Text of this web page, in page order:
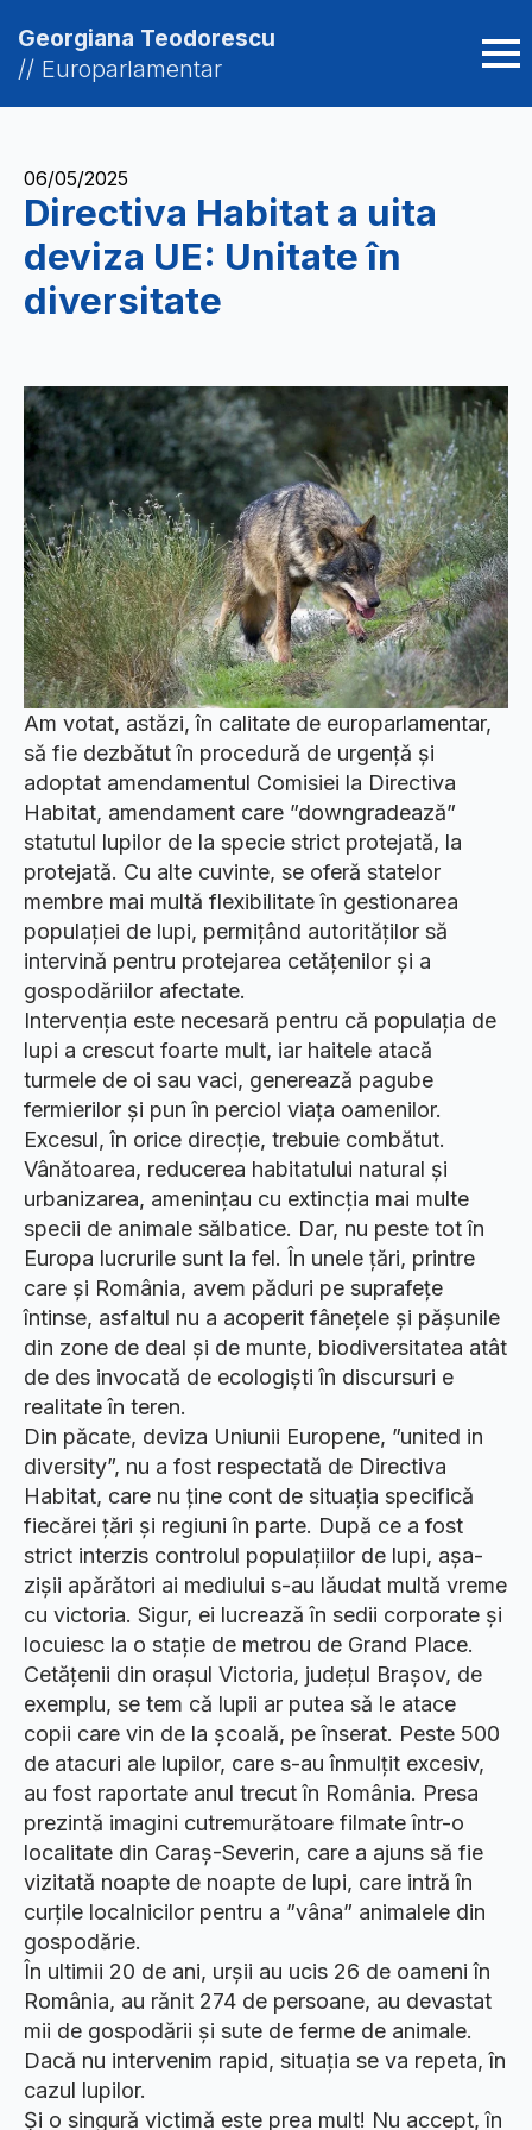
Georgiana Teodorescu
// Europarlamentar
06/05/2025
Directiva Habitat a uita
deviza UE: Unitate în
diversitate
Am votat, astăzi, în calitate de europarlamentar,
să fie dezbătut în procedură de urgență și
adoptat amendamentul Comisiei la Directiva
Habitat, amendament care ”downgradează”
statutul lupilor de la specie strict protejată, la
protejată. Cu alte cuvinte, se oferă statelor
membre mai multă flexibilitate în gestionarea
populației de lupi, permițând autorităților să
intervină pentru protejarea cetățenilor și a
gospodăriilor afectate.
Intervenția este necesară pentru că populația de
lupi a crescut foarte mult, iar haitele atacă
turmele de oi sau vaci, generează pagube
fermierilor și pun în perciol viața oamenilor.
Excesul, în orice direcție, trebuie combătut.
Vânătoarea, reducerea habitatului natural și
urbanizarea, amenințau cu extincția mai multe
specii de animale sălbatice. Dar, nu peste tot în
Europa lucrurile sunt la fel. În unele țări, printre
care și România, avem păduri pe suprafețe
întinse, asfaltul nu a acoperit fânețele și pășunile
din zone de deal și de munte, biodiversitatea atât
de des invocată de ecologiști în discursuri e
realitate în teren.
Din păcate, deviza Uniunii Europene, ”united in
diversity”, nu a fost respectată de Directiva
Habitat, care nu ține cont de situația specifică
fiecărei țări și regiuni în parte. După ce a fost
strict interzis controlul populațiilor de lupi, așa-
zișii apărători ai mediului s-au lăudat multă vreme
cu victoria. Sigur, ei lucrează în sedii corporate și
locuiesc la o stație de metrou de Grand Place.
Cetățenii din orașul Victoria, județul Brașov, de
exemplu, se tem că lupii ar putea să le atace
copii care vin de la școală, pe înserat. Peste 500
de atacuri ale lupilor, care s-au înmulțit excesiv,
au fost raportate anul trecut în România. Presa
prezintă imagini cutremurătoare filmate într-o
localitate din Caraş-Severin, care a ajuns să fie
vizitată noapte de noapte de lupi, care intră în
curţile localnicilor pentru a ”vâna” animalele din
gospodărie.
În ultimii 20 de ani, urșii au ucis 26 de oameni în
România, au rănit 274 de persoane, au devastat
mii de gospodării și sute de ferme de animale.
Dacă nu intervenim rapid, situația se va repeta, în
cazul lupilor.
Și o singură victimă este prea mult! Nu accept, în